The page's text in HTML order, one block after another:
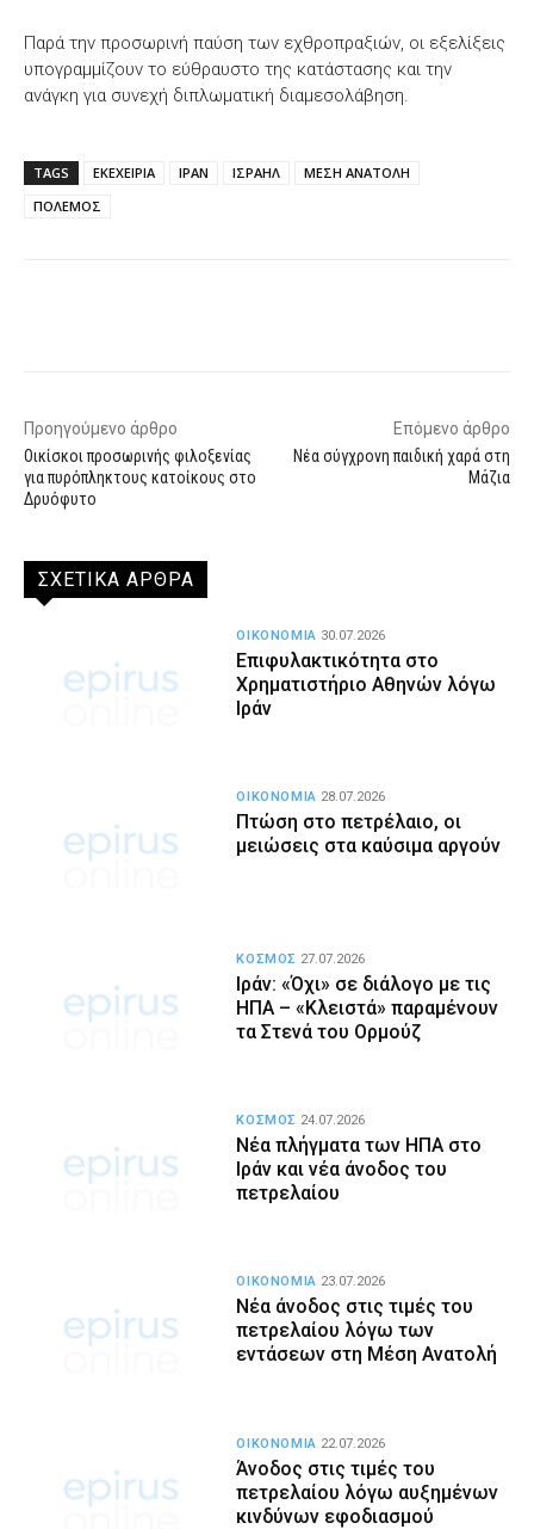
Παρά την προσωρινή παύση των εχθροπραξιών, οι εξελίξεις
υπογραμμίζουν το εύθραυστο της κατάστασης και την
ανάγκη για συνεχή διπλωματική διαμεσολάβηση.
TAGS ΕΚΕΧΕΙΡΙΑ ΙΡΑΝ ΙΣΡΑΗΛ
ΜΕΣΗ ΑΝΑΤΟΛΗ
ΠΟΛΕΜΟΣ
Προηγούμενο άρθρο
Οικίσκοι προσωρινής φιλοξενίας
για πυρόπληκτους κατοίκους στο
Δρυόφυτο
Επόμενο άρθρο
Νέα σύγχρονη παιδική χαρά στη
Μάζια
ΣΧΕΤΙΚΑ ΑΡΘΡΑ
Επιφυλακτικότητα στο
Χρηματιστήριο Αθηνών λόγω
Ιράν
ΟΙΚΟΝΟΜΙΑ 30.07.2026
Πτώση στο πετρέλαιο, οι
μειώσεις στα καύσιμα αργούν
ΟΙΚΟΝΟΜΙΑ 28.07.2026
Ιράν: «Όχι» σε διάλογο με τις
ΗΠΑ – «Κλειστά» παραμένουν
τα Στενά του Ορμούζ
ΚΟΣΜΟΣ 27.07.2026
Νέα πλήγματα των ΗΠΑ στο
Ιράν και νέα άνοδος του
πετρελαίου
ΚΟΣΜΟΣ 24.07.2026
Νέα άνοδος στις τιμές του
πετρελαίου λόγω των
εντάσεων στη Μέση Ανατολή
ΟΙΚΟΝΟΜΙΑ 23.07.2026
Άνοδος στις τιμές του
πετρελαίου λόγω αυξημένων
κινδύνων εφοδιασμού
ΟΙΚΟΝΟΜΙΑ 22.07.2026